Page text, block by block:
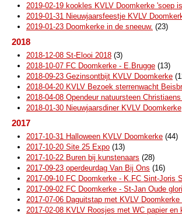
2019-02-19 kookles KVLV Doomkerke 'soep
2019-01-31 Nieuwjaarsfeestje KVLV
2019-01-23 Doomkerke in de sneeuw. (23)
2018
2018-12-08 St-Elooi 2018 (3)
2018-10-07 FC Doomkerke - E.Brugge (13)
2018-09-23 Gezinsontbijt KVLV Doomkerke
2018-04-20 KVLV Bezoek sterrenwacht
2018-04-08 Opendeur natuursteen
2018-01-30 Nieuwjaarsdiner KVLV Doomkerke
2017
2017-10-31 Halloween KVLV Doomkerke (44)
2017-10-20 Site 25 Expo (13)
2017-10-22 Buren bij kunstenaars (28)
2017-09-23 operdeurdag Van Bij Ons (16)
2017-09-10 FC Doomkerke - K.FC Sint-Joris
2017-09-02 FC Doomkerke - St-Jan Oude
2017-07-06 Daguitstap met KVLV Doomkerke
2017-02-08 KVLV Roosjes met WC papier en